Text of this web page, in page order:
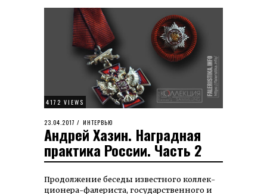
4172 VIEWS
POSTED
ON
23.04.2017 27.01.2024
ИНТЕРВЬЮ
Андрей Хазин. Наградная
практика России. Часть 2
Продолжение беседы известного кол­лек­
цио­нера-фалериста, го­су­дар­­ст­венно­го и